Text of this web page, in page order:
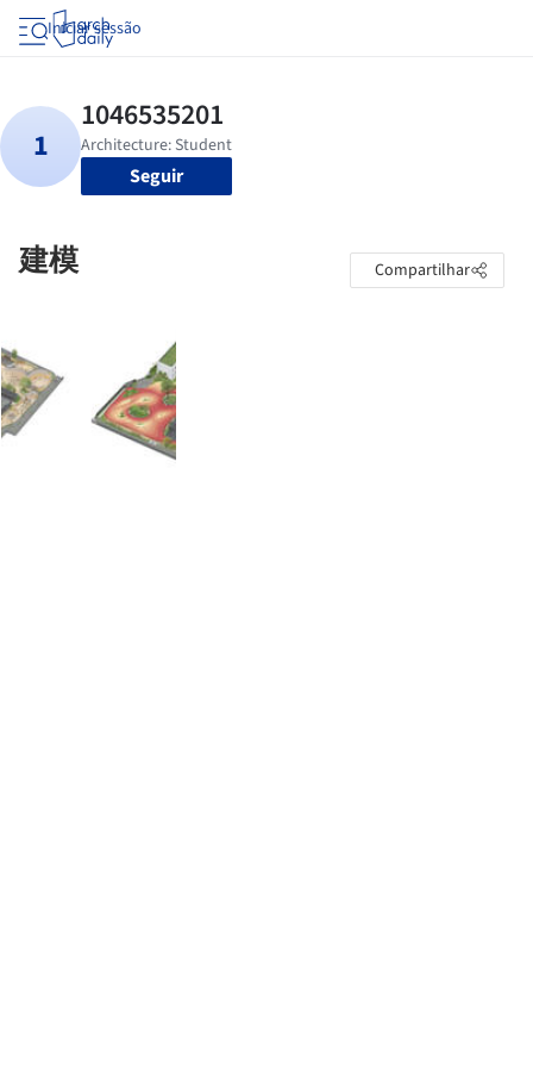
Iniciar sessão
Seguir
建模 Compartilhar